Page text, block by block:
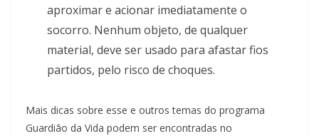
aproximar e acionar imediatamente o
socorro. Nenhum objeto, de qualquer
material, deve ser usado para afastar fios
partidos, pelo risco de choques.
Mais dicas sobre esse e outros temas do programa
Guardião da Vida podem ser encontradas no